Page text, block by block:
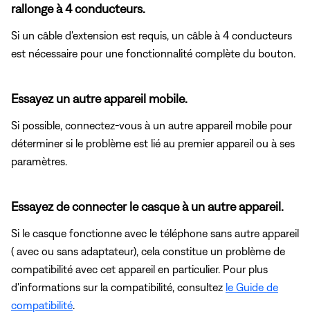
rallonge à 4 conducteurs.
Si un câble d'extension est requis, un câble à 4 conducteurs
est nécessaire pour une fonctionnalité complète du bouton.
Essayez un autre appareil mobile.
Si possible, connectez-vous à un autre appareil mobile pour
déterminer si le problème est lié au premier appareil ou à ses
paramètres.
Essayez de connecter le casque à un autre appareil.
Si le casque fonctionne avec le téléphone sans autre appareil
( avec ou sans adaptateur), cela constitue un problème de
compatibilité avec cet appareil en particulier. Pour plus
d'informations sur la compatibilité, consultez le Guide de
compatibilité